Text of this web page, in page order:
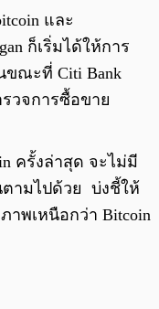
และ
ก็เริ่มได้ให้การ
ขณะที่ Citi Bank
รวจการซื้อขาย
ครั้งล่าสุด จะไม่มี
ตามไปด้วย บ่งชี้ให้
าพเหนือกว่า Bitcoin